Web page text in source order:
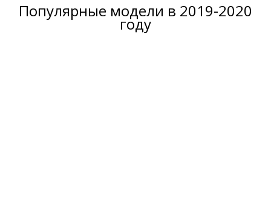
Популярные модели в 2019-2020
году